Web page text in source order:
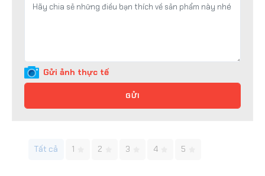
Gửi ảnh thực tế
GỬI
Tất cả 1 2 3 4 5